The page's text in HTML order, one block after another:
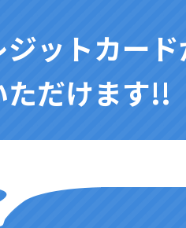
ットカー
ただけます!!